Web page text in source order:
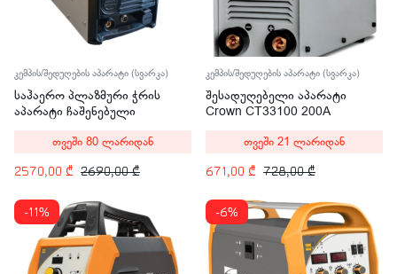
კემპის/შედუღების აპარატი (სვარკა)
საჰაერო პლაზმური ჭრის
აპარატი ჩაშენებული
WDK-40CUT-C 40A
2690,00₾
2570,00 ₾
თვეში 80 ლარიდან
კემპის/შედუღების აპარატი (სვარკა)
შესადუღებელი აპარატი
Crown CT33100 200A
728,00₾
671,00 ₾
თვეში 21 ლარიდან
-11% -6%